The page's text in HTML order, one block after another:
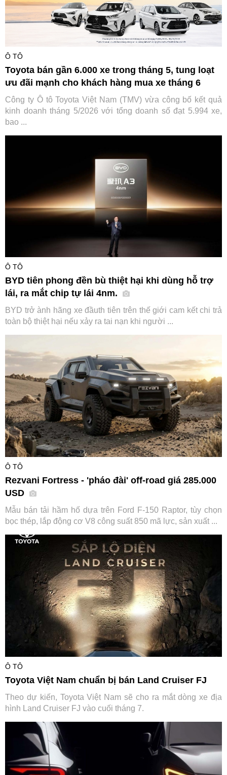
Ô TÔ
Toyota bán gần 6.000 xe trong tháng 5, tung loạt
ưu đãi mạnh cho khách hàng mua xe tháng 6
Công ty Ô tô Toyota Việt Nam (TMV) vừa công bố kết quả
kinh doanh tháng 5/2026 với tổng doanh số đạt 5.994 xe,
bao ...
Ô TÔ
BYD tiên phong đền bù thiệt hại khi dùng hỗ trợ
lái, ra mắt chip tự lái 4nm.
BYD trở ành hãng xe đầuth tiên trên thế giới cam kết chi trả
toàn bộ thiệt hại nếu xảy ra tai nạn khi người ...
Ô TÔ
Rezvani Fortress - 'pháo đài' off-road giá 285.000
USD
Mẫu bán tải hầm hố dựa trên Ford F-150 Raptor, tùy chọn
bọc thép, lắp động cơ V8 công suất 850 mã lực, sản xuất ...
Ô TÔ
Toyota Việt Nam chuẩn bị bán Land Cruiser FJ
Theo dự kiến, Toyota Việt Nam sẽ cho ra mắt dòng xe địa
hình Land Cruiser FJ vào cuối tháng 7.